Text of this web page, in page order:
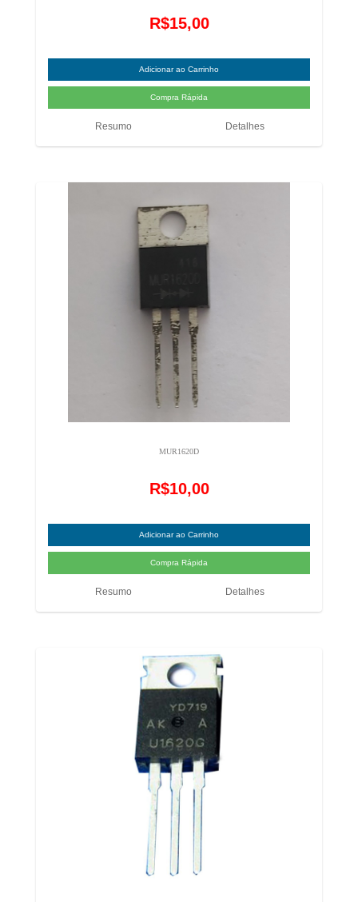
R$15,00
Resumo Detalhes
MUR1620D
R$10,00
Resumo Detalhes